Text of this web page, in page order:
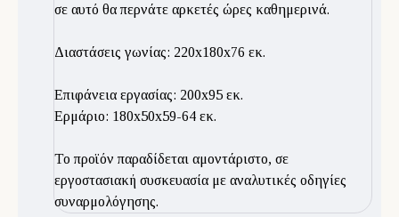
σε αυτό θα περνάτε αρκετές ώρες καθημερινά.
Διαστάσεις γωνίας: 220x180x76 εκ.
Επιφάνεια εργασίας: 200x95 εκ.
Ερμάριο: 180x50x59-64 εκ.
Το προϊόν παραδίδεται αμοντάριστο, σε
εργοστασιακή συσκευασία με αναλυτικές οδηγίες
συναρμολόγησης.